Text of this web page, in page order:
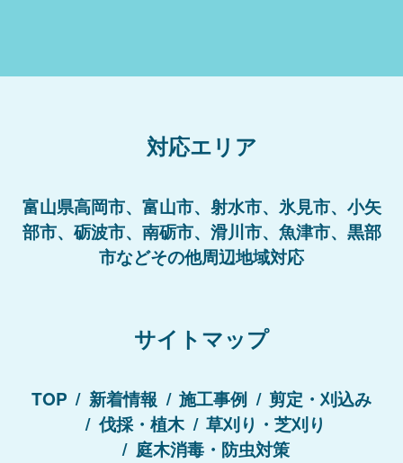
対応エリア
富山県高岡市、富山市、射水市、氷見市、小矢
部市、砺波市、南砺市、滑川市、魚津市、黒部
市などその他周辺地域対応
サイトマップ
TOP 新着情報 施工事例
剪定・刈込み
伐採・植木
草刈り・芝刈り
庭木消毒・防虫対策